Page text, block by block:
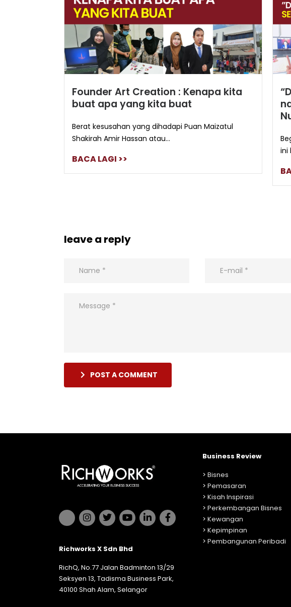
Founder Art Creation : Kenapa kita
buat apa yang kita buat
Berat kesusahan yang dihadapi Puan Maizatul
Shakirah Amir Hassan atau...
BACA LAGI >>
ini
leave a reply
POST A COMMENT
Richworks X Sdn Bhd
RichQ, No.77 Jalan Badminton 13/29
Seksyen 13, Tadisma Business Park,
40100 Shah Alam, Selangor
Business Review
> Bisnes
> Pemasaran
> Kisah Inspirasi
> Perkembangan Bisnes
> Kewangan
> Kepimpinan
> Pembangunan Peribadi